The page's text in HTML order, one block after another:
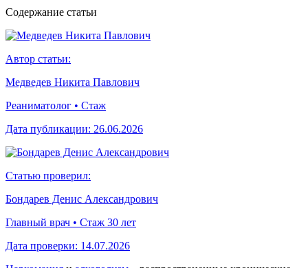
Cодержание статьи
Автор статьи:
Медведев Никита Павлович
Реаниматолог • Стаж
Дата публикации: 26.06.2026
Статью проверил:
Бондарев Денис Александрович
Главный врач • Стаж 30 лет
Дата проверки: 14.07.2026